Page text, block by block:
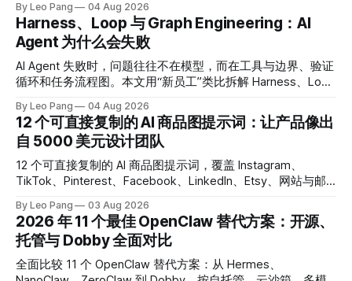
By Leo Pang 04 Aug 2026
Harness、Loop 与 Graph Engineering：AI
Agent 为什么会失败
AI Agent 失败时，问题往往不在模型，而在工具与边界、验证
循环和任务流程图。本文用“新员工”类比拆解 Harness、Loop
By Leo Pang 04 Aug 2026
12 个可直接复制的 AI 商品图提示词：让产品像出
自 5000 美元设计团队
12 个可直接复制的 AI 商品图提示词，覆盖 Instagram、
TikTok、Pinterest、Facebook、LinkedIn、Etsy、网站与邮
By Leo Pang 03 Aug 2026
2026 年 11 个最佳 OpenClaw 替代方案：开源、
托管与 Dobby 全面对比
全面比较 11 个 OpenClaw 替代方案：从 Hermes、